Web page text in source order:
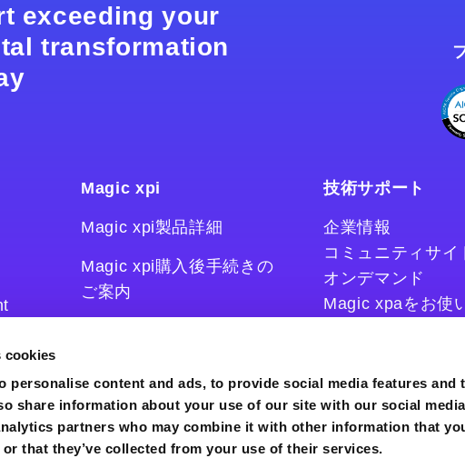
cookies
personalise content and ads, to provide social media features and
share information about your use of our site with our social
partners who may combine it with other information that
that they’ve collected from your use of their services.
exceeding your
transformation
ス発
Magic xpi
Magic xpi製品詳細
Magic xpi購入後手続きの
ご案内
技術サポート
企業情報
コミュニティサイ
オンデマンド
Magic xpaをお使
コラム